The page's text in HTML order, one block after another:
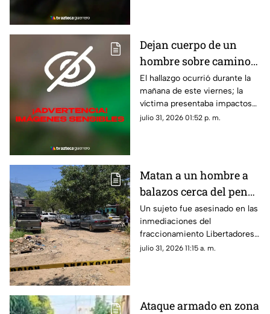
Dejan cuerpo de un
hombre sobre camino
de terracería en Iguala
El hallazgo ocurrió durante la
mañana de este viernes; la
víctima presentaba impactos
de bala.
julio 31, 2026 01:52 p. m.
Matan a un hombre a
balazos cerca del penal
de Acapulco
Un sujeto fue asesinado en las
inmediaciones del
fraccionamiento Libertadores
durante la tarde de este
julio 31, 2026 11:15 a. m.
Ataque armado en zona